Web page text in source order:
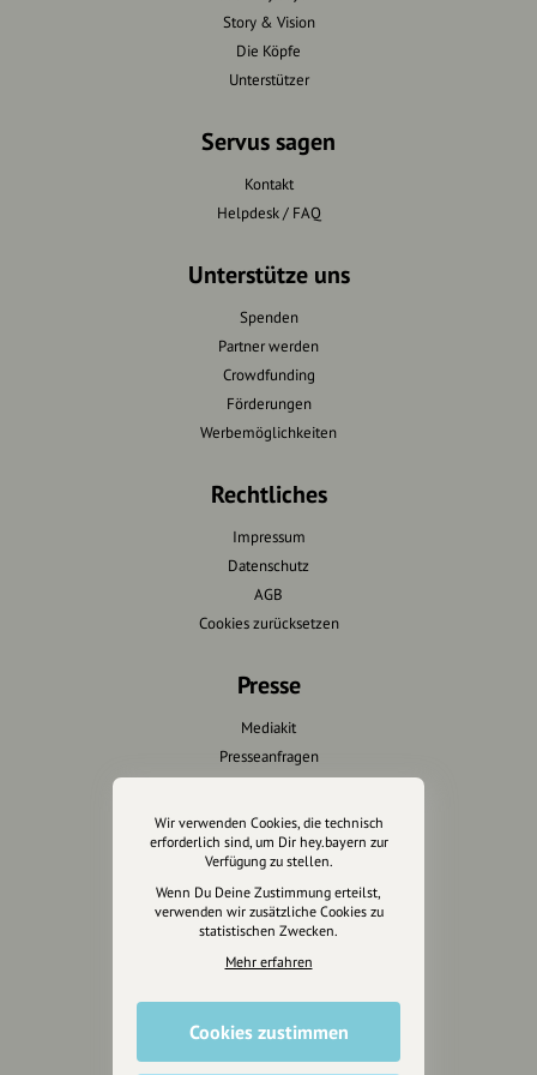
Story & Vision
Die Köpfe
Unterstützer
Servus sagen
Kontakt
Helpdesk / FAQ
Unterstütze uns
Spenden
Partner werden
Crowdfunding
Förderungen
Werbemöglichkeiten
Rechtliches
Impressum
Datenschutz
AGB
Cookies zurücksetzen
Presse
Mediakit
Presseanfragen
Wir unterstützen Euch
Fotografie & mehr
Marketing
Anakin Design
Wir verwenden Cookies, die technisch
erforderlich sind, um Dir hey.bayern zur
Verfügung zu stellen.
Wenn Du Deine Zustimmung erteilst,
verwenden wir zusätzliche Cookies zu
statistischen Zwecken.
Mehr erfahren
Cookies zustimmen